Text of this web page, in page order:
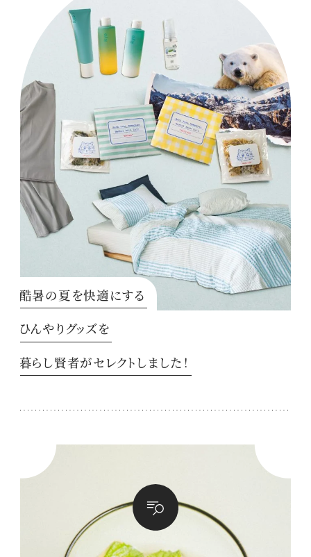
酷暑の夏を快適にする
ひんやりグッズを
暮らし賢者がセレクトしました！